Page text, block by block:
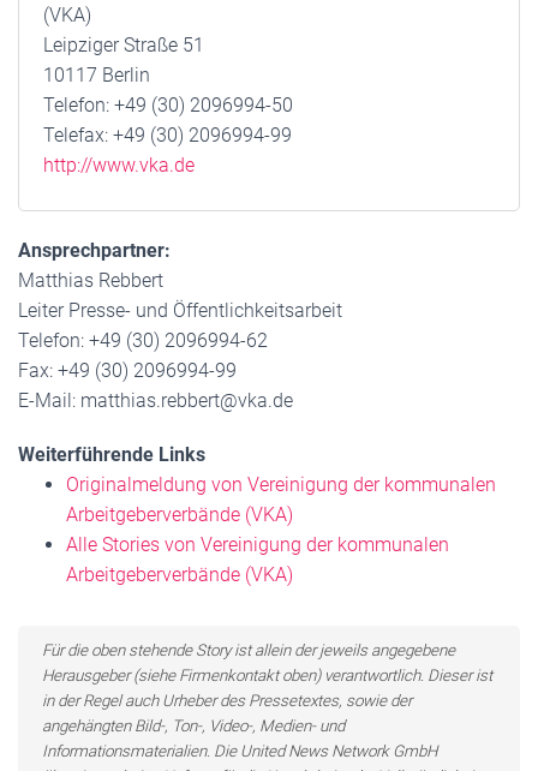
(VKA)
Leipziger Straße 51
10117 Berlin
Telefon: +49 (30) 2096994-50
Telefax: +49 (30) 2096994-99
http://www.vka.de
Ansprechpartner:
Matthias Rebbert
Leiter Presse- und Öffentlichkeitsarbeit
Telefon: +49 (30) 2096994-62
Fax: +49 (30) 2096994-99
E-Mail: matthias.rebbert@vka.de
Weiterführende Links
Originalmeldung von Vereinigung der kommunalen
Arbeitgeberverbände (VKA)
Alle Stories von Vereinigung der kommunalen
Arbeitgeberverbände (VKA)
Für die oben stehende Story ist allein der jeweils angegebene
Herausgeber (siehe Firmenkontakt oben) verantwortlich. Dieser ist
in der Regel auch Urheber des Pressetextes, sowie der
angehängten Bild-, Ton-, Video-, Medien- und
Informationsmaterialien. Die United News Network GmbH